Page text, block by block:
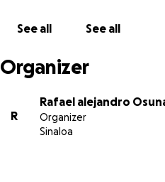
I know that it is possible and
to carry out the surgery with
See all See all
Organizer
R
Rafael alejandro
Organizer
Sinaloa